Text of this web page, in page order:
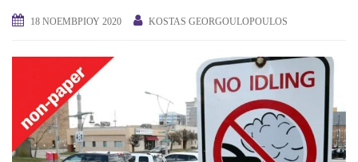
18 ΝΟΕΜΒΡΊΟΥ 2020 KOSTAS GEORGOULOPOULOS